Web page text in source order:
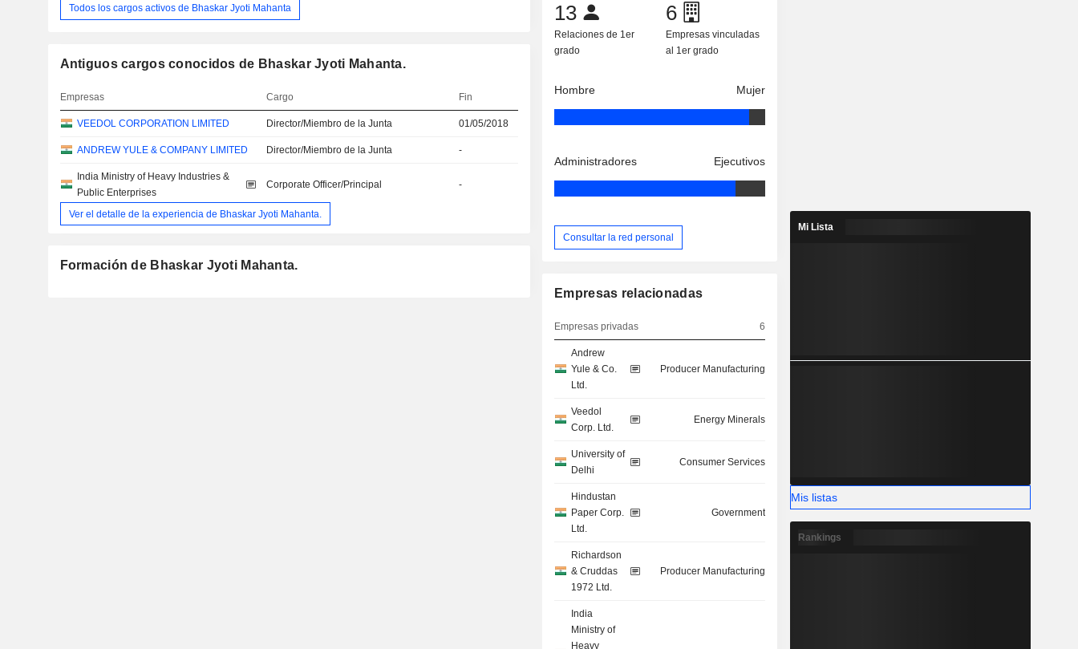
Todos los cargos activos de Bhaskar Jyoti Mahanta
Antiguos cargos conocidos de Bhaskar Jyoti Mahanta.
Empresas Cargo Fin
VEEDOL CORPORATION LIMITED Director/Miembro de la Junta 01/05/2018
ANDREW YULE & COMPANY LIMITED Director/Miembro de la Junta -
India Ministry of Heavy Industries &
Public Enterprises
Corporate Officer/Principal -
Ver el detalle de la experiencia de Bhaskar Jyoti Mahanta.
Formación de Bhaskar Jyoti Mahanta.
13
Relaciones de 1er
grado
6
Empresas vinculadas
al 1er grado
Hombre Mujer
Administradores Ejecutivos
Consultar la red personal
Empresas relacionadas
Empresas privadas 6
Andrew
Yule & Co.
Ltd.
Producer Manufacturing
Veedol
Corp. Ltd.
Energy Minerals
University of
Delhi
Consumer Services
Hindustan
Paper Corp.
Ltd.
Government
Richardson
& Cruddas
1972 Ltd.
Producer Manufacturing
India
Ministry of
Heavy
Mi Lista
Mis listas
Rankings